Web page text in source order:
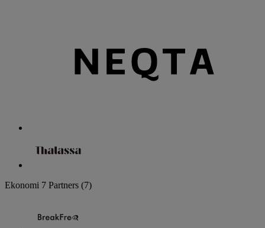
Ekonomi 7 Partners (7)